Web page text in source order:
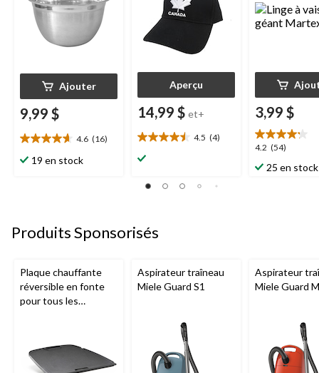
Ajouter
9,99 $
4.6 (16)
4.6
étoile(s)
19 en stock
Aperçu
14,99 $ et+
4.5 (4)
4.5
étoile(s)
5.
3,99 $
4.2 (54)
4.2
étoile(s)
sur
25 en stock
Produits Sponsorisés
Plaque chauffante
réversible en fonte
pour tous les
série Q285
Aspirateur traîneau
Miele Guard S1
Aspirateur
Miele Guard